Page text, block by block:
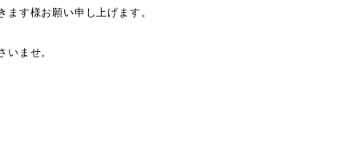
す様お願い申し上げます。
ませ。